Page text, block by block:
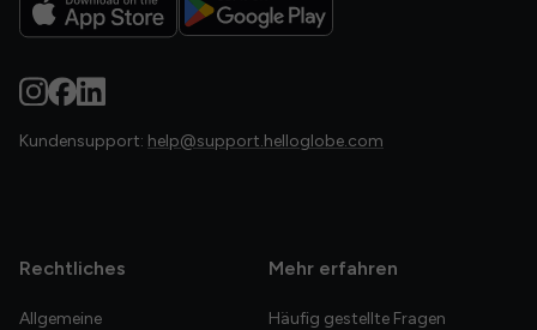
Kundensupport: help@support.helloglobe.com
Rechtliches
Allgemeine
Mehr erfahren
Häufig gestellte Fragen